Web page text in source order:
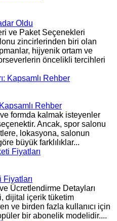
Oldu
ve Paket Seçenekleri
zincirlerinden biri olan
hijyenik ortam ve
öncelikli tercihleri
Rehber
formda kalmak isteyenler
Ancak, spor salonu
lokasyona, salonun
büyük farklılıklar...
Ücretlendirme Detayları
dijital içerik tüketim
ve birden fazla kullanıcı için
bir abonelik modelidir....